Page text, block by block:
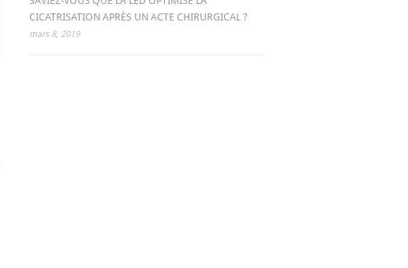
CICATRISATION APRÈS UN ACTE CHIRURGICAL ?
mars 8, 2019